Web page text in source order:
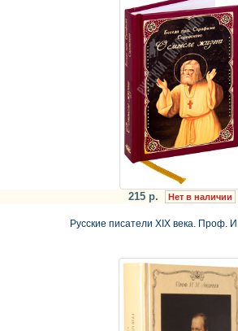
215 р. Нет в наличии
Русские писатели ХIХ века. Проф.